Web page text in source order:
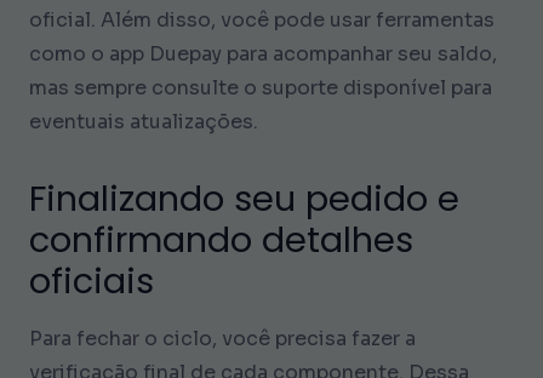
oficial. Além disso, você pode usar ferramentas
como o app Duepay para acompanhar seu saldo,
mas sempre consulte o suporte disponível para
eventuais atualizações.
Finalizando seu pedido e
confirmando detalhes
oficiais
Para fechar o ciclo, você precisa fazer a
verificação final de cada componente. Dessa